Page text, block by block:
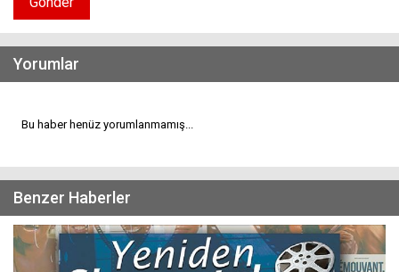
Yorumlar
Bu haber henüz yorumlanmamış...
Benzer Haberler